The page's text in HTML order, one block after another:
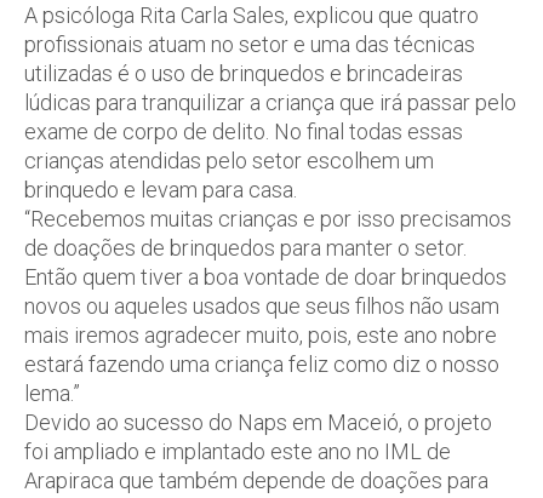
A psicóloga Rita Carla Sales, explicou que quatro
profissionais atuam no setor e uma das técnicas
utilizadas é o uso de brinquedos e brincadeiras
lúdicas para tranquilizar a criança que irá passar pelo
exame de corpo de delito. No final todas essas
crianças atendidas pelo setor escolhem um
brinquedo e levam para casa.
“Recebemos muitas crianças e por isso precisamos
de doações de brinquedos para manter o setor.
Então quem tiver a boa vontade de doar brinquedos
novos ou aqueles usados que seus filhos não usam
mais iremos agradecer muito, pois, este ano nobre
estará fazendo uma criança feliz como diz o nosso
lema.”
Devido ao sucesso do Naps em Maceió, o projeto
foi ampliado e implantado este ano no IML de
Arapiraca que também depende de doações para